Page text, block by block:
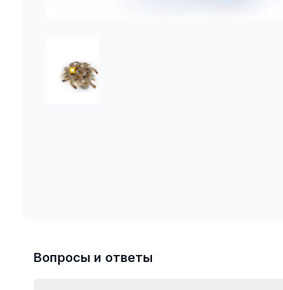
1757074533339-
Вопросы и ответы